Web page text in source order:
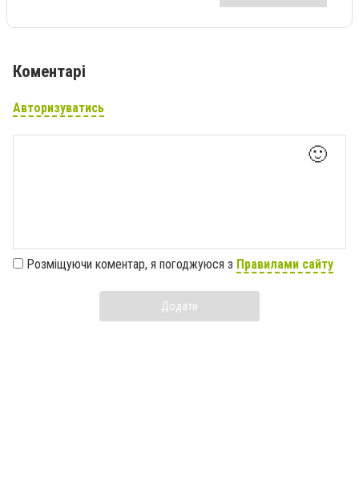
Коментарі
Авторизуватись
🙂
Розміщуючи коментар, я погоджуюся з Правилами сайту
Додати